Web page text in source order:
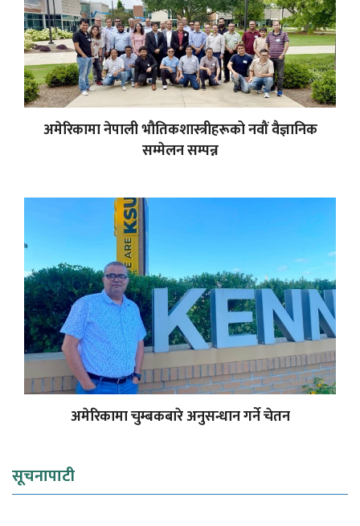
अमेरिकामा नेपाली भौतिकशास्त्रीहरूको नवौं वैज्ञानिक
सम्मेलन सम्पन्न
अमेरिकामा चुम्बकबारे अनुसन्धान गर्ने चेतन
सूचनापाटी